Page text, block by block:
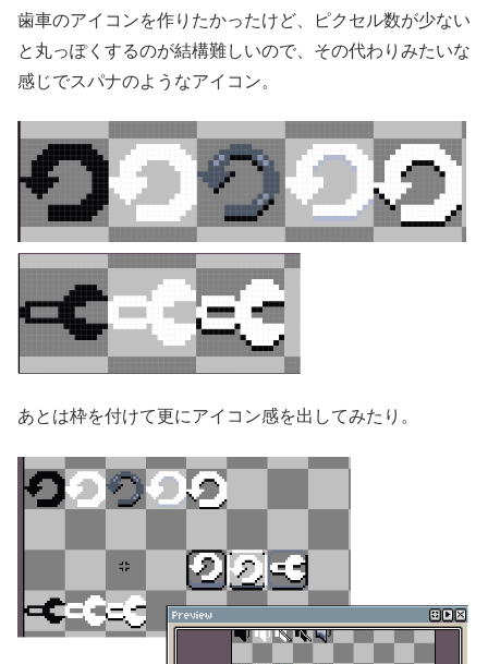
歯車のアイコンを作りたかったけど、ピクセル数が少ない
と丸っぽくするのが結構難しいので、その代わりみたいな
感じでスパナのようなアイコン。
あとは枠を付けて更にアイコン感を出してみたり。